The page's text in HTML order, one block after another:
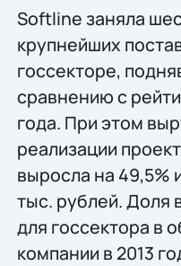
Softline заняла
крупнейших
госсекторе,
сравнению с
года. При этом
реализации
выросла на 49,5%
тыс. рублей. Доля
для госсектора в
компании в 2013